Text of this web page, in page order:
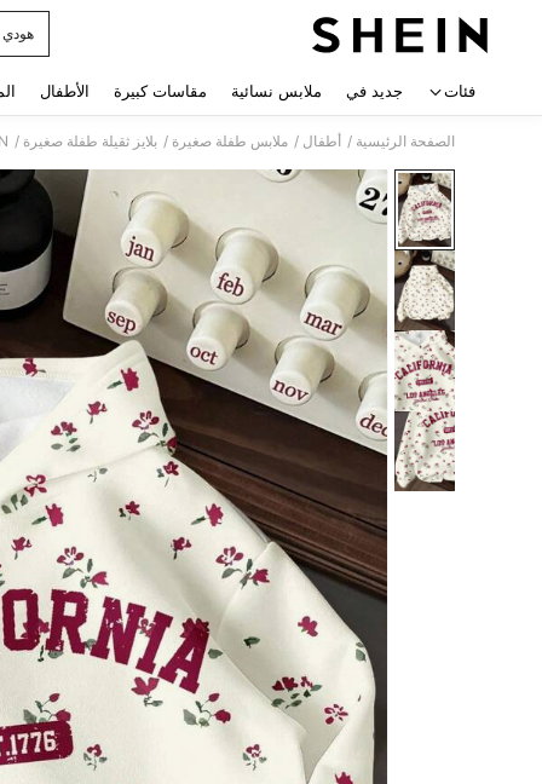
هودي
فئات جديد في ملابس نسائية مقاسات كبيرة الأطفال
الصفحة الرئيسية / أطفال / ملابس طفلة صغيرة / بلايز ثقيلة طفلة صغيرة /